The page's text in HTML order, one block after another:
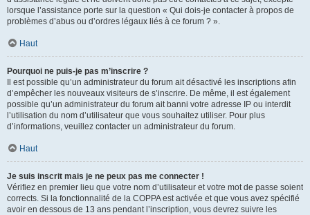
lorsque l’assistance porte sur la question « Qui dois-je contacter à propos de
problèmes d’abus ou d’ordres légaux liés à ce forum ? ».
Haut
Pourquoi ne puis-je pas m’inscrire ?
Il est possible qu’un administrateur du forum ait désactivé les inscriptions afin
d’empêcher les nouveaux visiteurs de s’inscrire. De même, il est également
possible qu’un administrateur du forum ait banni votre adresse IP ou interdit
l’utilisation du nom d’utilisateur que vous souhaitez utiliser. Pour plus
d’informations, veuillez contacter un administrateur du forum.
Haut
Je suis inscrit mais je ne peux pas me connecter !
Vérifiez en premier lieu que votre nom d’utilisateur et votre mot de passe soient
corrects. Si la fonctionnalité de la COPPA est activée et que vous avez spécifié
avoir en dessous de 13 ans pendant l’inscription, vous devrez suivre les